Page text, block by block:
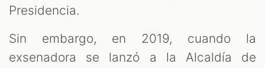
Presidencia.
Sin embargo, en 2019, cuando la
exsenadora se lanzó a la Alcaldía de